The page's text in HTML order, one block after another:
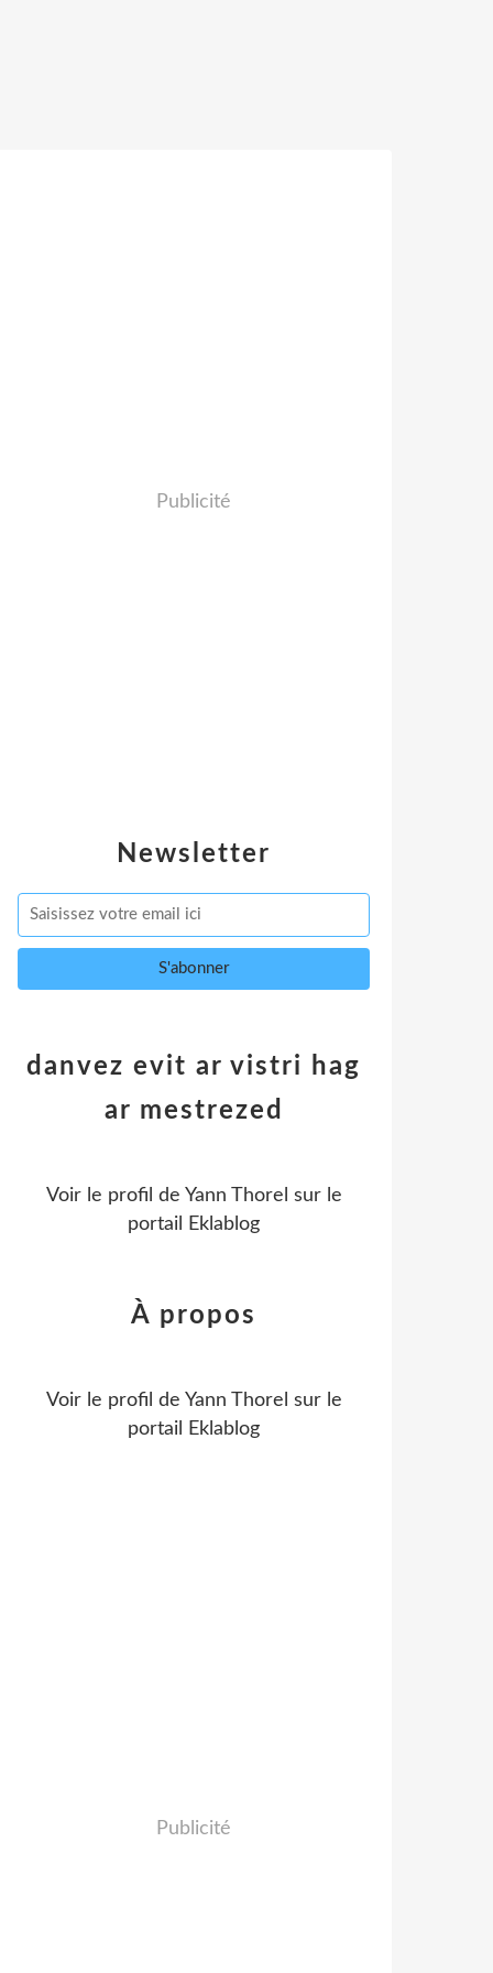
Newsletter
Publicité
danvez evit ar vistri hag
ar mestrezed
Voir le profil de Yann Thorel sur le
portail Eklablog
À propos
Voir le profil de Yann Thorel sur le
portail Eklablog
Publicité